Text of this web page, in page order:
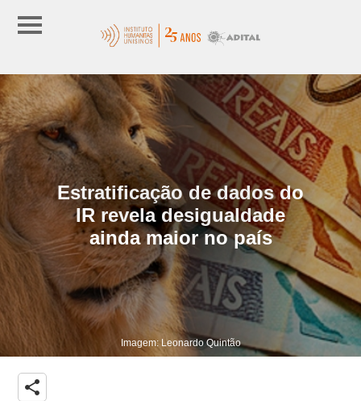
Estratificação de dados do
IR revela desigualdade
ainda maior no país
Imagem: Leonardo Quintão
share